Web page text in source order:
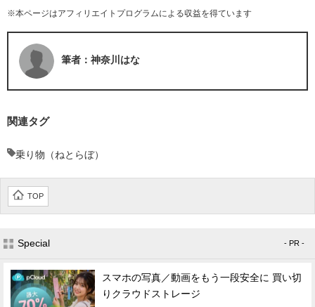
※本ページはアフィリエイトプログラムによる収益を得ています
筆者：神奈川はな
関連タグ
乗り物（ねとらぼ）
TOP
Special - PR -
スマホの写真／動画をもう一段安全に 買い切
りクラウドストレージ